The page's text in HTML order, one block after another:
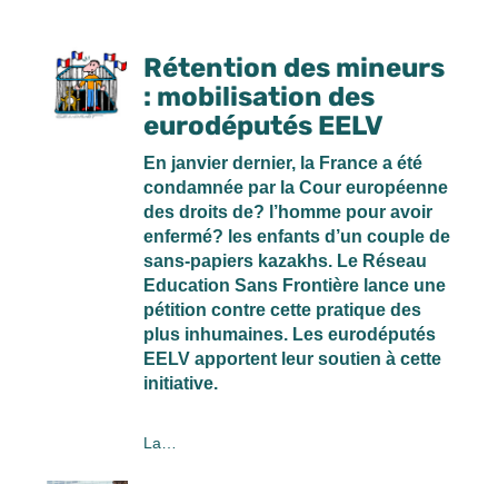
Rétention des mineurs
: mobilisation des
eurodéputés EELV
En janvier dernier, la France a été
condamnée par la Cour européenne
des droits de? l’homme pour avoir
enfermé? les enfants d’un couple de
sans-papiers kazakhs. Le Réseau
Education Sans Frontière lance une
pétition contre cette pratique des
plus inhumaines. Les eurodéputés
EELV apportent leur soutien à cette
initiative.
La…